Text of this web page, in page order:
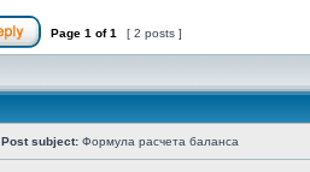
Page 1 of1 [ 2 posts ]
Post subject: Формула расчета баланса